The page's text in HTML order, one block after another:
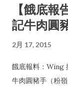
【餓底
記牛肉圓
2月 17, 2015
餓底報料：
牛肉圓豬手（粉